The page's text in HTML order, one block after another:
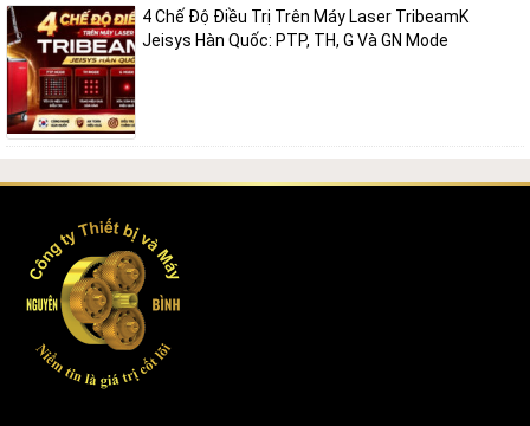
4 Chế Độ Điều Trị Trên Máy Laser TribeamK
Jeisys Hàn Quốc: PTP, TH, G Và GN Mode